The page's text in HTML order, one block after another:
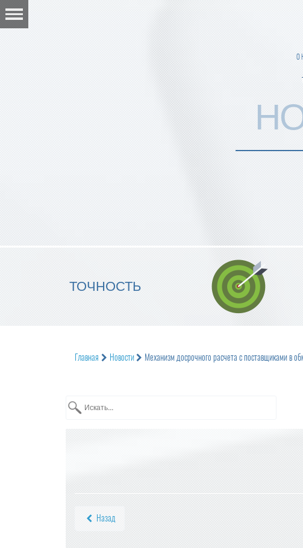
О
ТОЧНОСТЬ
Главная Новости Механизм досрочного расчета с поставщиками в
Назад